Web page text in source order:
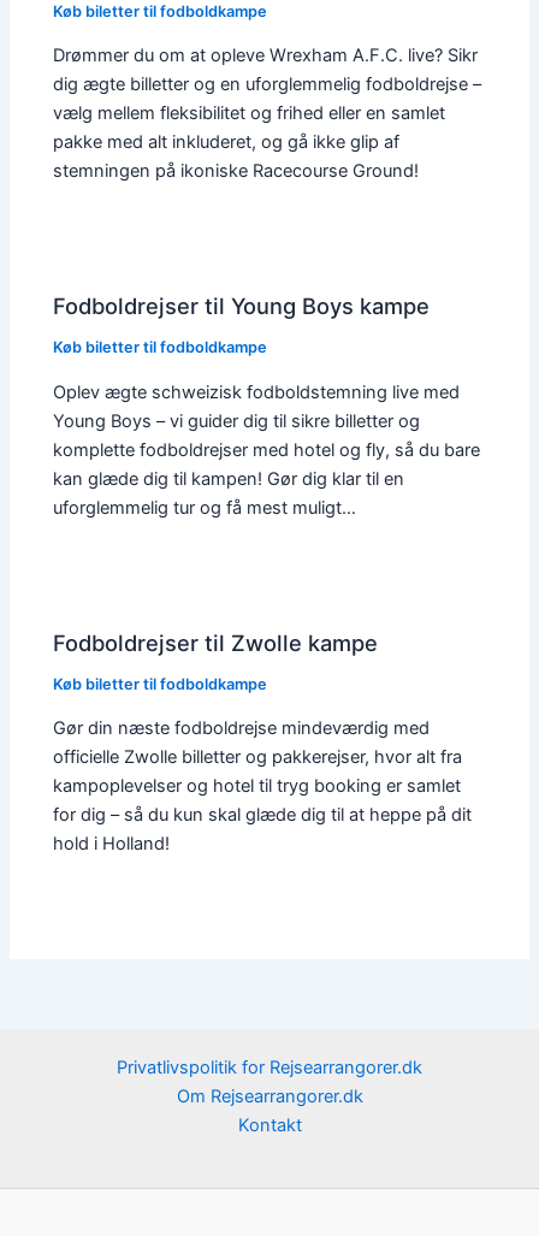
Køb biletter til fodboldkampe
Drømmer du om at opleve Wrexham A.F.C. live? Sikr
dig ægte billetter og en uforglemmelig fodboldrejse –
vælg mellem fleksibilitet og frihed eller en samlet
pakke med alt inkluderet, og gå ikke glip af
stemningen på ikoniske Racecourse Ground!
Fodboldrejser til Young Boys kampe
Køb biletter til fodboldkampe
Oplev ægte schweizisk fodboldstemning live med
Young Boys – vi guider dig til sikre billetter og
komplette fodboldrejser med hotel og fly, så du bare
kan glæde dig til kampen! Gør dig klar til en
uforglemmelig tur og få mest muligt…
Fodboldrejser til Zwolle kampe
Køb biletter til fodboldkampe
Gør din næste fodboldrejse mindeværdig med
officielle Zwolle billetter og pakkerejser, hvor alt fra
kampoplevelser og hotel til tryg booking er samlet
for dig – så du kun skal glæde dig til at heppe på dit
hold i Holland!
Privatlivspolitik for Rejsearrangorer.dk
Om Rejsearrangorer.dk
Kontakt